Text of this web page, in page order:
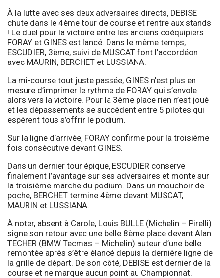
À la lutte avec ses deux adversaires directs, DEBISE
chute dans le 4ème tour de course et rentre aux stands
! Le duel pour la victoire entre les anciens coéquipiers
FORAY et GINES est lancé. Dans le même temps,
ESCUDIER, 3ème, suivi de MUSCAT font l’accordéon
avec MAURIN, BERCHET et LUSSIANA.
La mi-course tout juste passée, GINES n’est plus en
mesure d’imprimer le rythme de FORAY qui s’envole
alors vers la victoire. Pour la 3ème place rien n’est joué
et les dépassements se succèdent entre 5 pilotes qui
espèrent tous s’offrir le podium.
Sur la ligne d’arrivée, FORAY confirme pour la troisième
fois consécutive devant GINES.
Dans un dernier tour épique, ESCUDIER conserve
finalement l’avantage sur ses adversaires et monte sur
la troisième marche du podium. Dans un mouchoir de
poche, BERCHET termine 4ème devant MUSCAT,
MAURIN et LUSSIANA.
À noter, absent à Carole, Louis BULLE (Michelin – Pirelli)
signe son retour avec une belle 8ème place devant Alan
TECHER (BMW Tecmas – Michelin) auteur d’une belle
remontée après s’être élancé depuis la dernière ligne de
la grille de départ. De son côté, DEBISE est dernier de la
course et ne marque aucun point au Championnat.